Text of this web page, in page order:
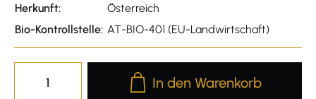
Herkunft:
Österreich
Bio-Kontrollstelle: AT-BIO-401 (EU-Landwirtschaft)
Produkt Anzahl: Gib den
In den Warenkorb